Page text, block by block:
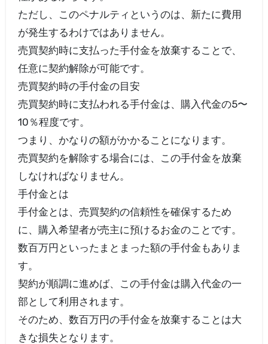
ただし、このペナルティというのは、新たに費用
が発生するわけではありません。
売買契約時に支払った手付金を放棄することで、
任意に契約解除が可能です。
売買契約時の手付金の目安
売買契約時に支払われる手付金は、購入代金の5〜
10％程度です。
つまり、かなりの額がかかることになります。
売買契約を解除する場合には、この手付金を放棄
しなければなりません。
手付金とは
手付金とは、売買契約の信頼性を確保するため
に、購入希望者が売主に預けるお金のことです。
数百万円といったまとまった額の手付金もありま
す。
契約が順調に進めば、この手付金は購入代金の一
部として利用されます。
そのため、数百万円の手付金を放棄することは大
きな損失となります。